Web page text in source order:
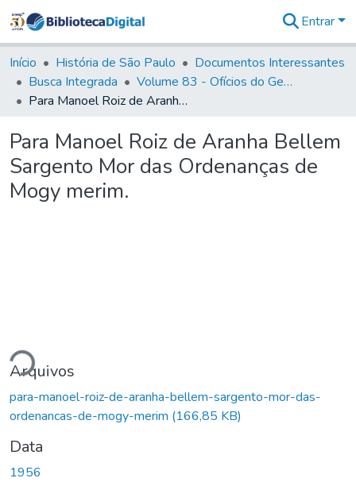
&
Coleções
Tudo na
Biblioteca
Estatísticas
Entrar
Início História de São Paulo
Documentos Interessantes
Busca Integrada
Volume 83 - Ofícios do General Martim Lopes Lobo de Saldanha (Governador da Capitania): 1780- 1782
Para Manoel Roiz de Aranha Bellem Sargento Mor das Ordenanças de Mogy merim.
Para Manoel Roiz de Aranha Bellem
Sargento Mor das Ordenanças de
Mogy merim.
Arquivos
para-manoel-roiz-de-aranha-bellem-sargento-mor-das-
ordenancas-de-mogy-merim (166,85 KB)
Data
1956